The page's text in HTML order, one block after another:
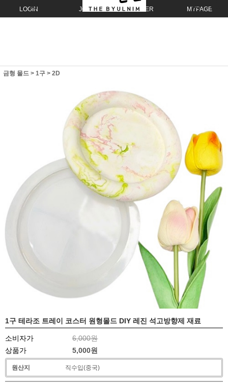
LOGIN JOIN ORDER MYPAGE
금형 몰드 > 1구 > 2D
1구 테라조 트레이 코스터 원형몰드 DIY 레진 석고방향제 재료
소비자가
6,000원
상품가
5,000원
원산지 직수입(중국)